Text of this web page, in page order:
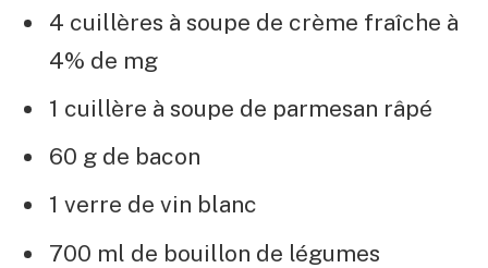
4 cuillères à soupe de crème fraîche à
4% de mg
1 cuillère à soupe de parmesan râpé
60 g de bacon
1 verre de vin blanc
700 ml de bouillon de légumes